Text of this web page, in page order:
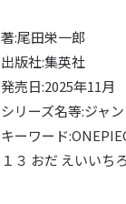
著:尾田栄一郎
出版社:集英社
発売日:2025年11月
シリーズ名等:ジャ
キーワード
１３ おだ えいいち